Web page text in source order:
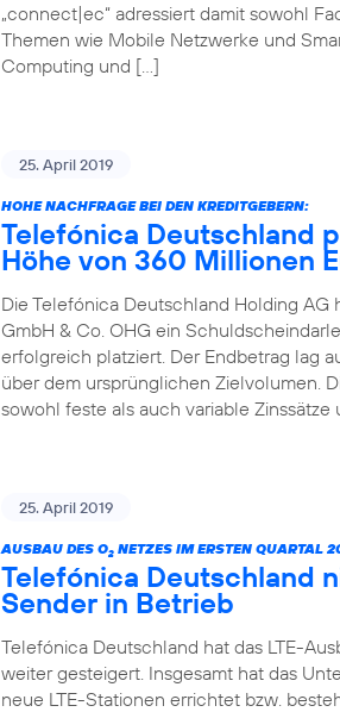
„connect|ec“ adressiert damit sowohl
Themen wie Mobile Netzwerke und
Computing und […]
25. April 2019
HOHE NACHFRAGE BEI DEN KREDITGEBERN:
Telefónica Deutschland
Höhe von 360 Millionen
Die Telefónica Deutschland Holding
GmbH & Co. OHG ein
erfolgreich platziert. Der Endbetrag lag
über dem ursprünglichen Zielvolumen.
sowohl feste als auch variable
25. April 2019
AUSBAU DES O2 NETZES IM ERSTEN QUARTAL
Telefónica Deutschland
Sender in Betrieb
Telefónica Deutschland hat das LTE-
weiter gesteigert. Insgesamt hat das
neue LTE-Stationen errichtet bzw.